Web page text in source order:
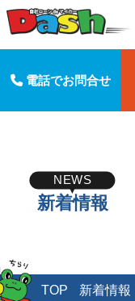
電話でお問合せ
NEWS
新着情報
TOP 新着情報